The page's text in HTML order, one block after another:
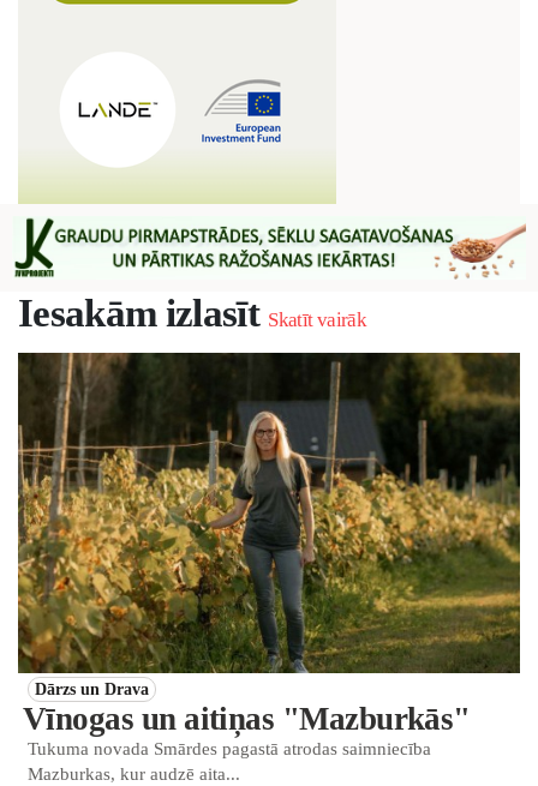
Iesakām izlasīt Skatīt vairāk
Dārzs un Drava
Vīnogas un aitiņas "Mazburkās"
Tukuma novada Smārdes pagastā atrodas saimniecība
Mazburkas, kur audzē aita...